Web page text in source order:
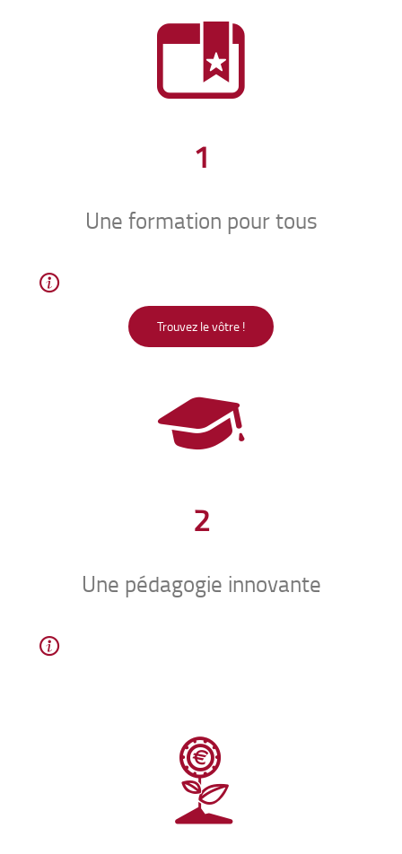
1
Une formation pour tous
Trouvez le vôtre !
2
Une pédagogie innovante